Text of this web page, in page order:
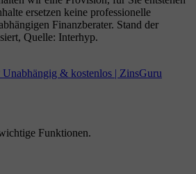
ersetzen keine professionelle
Finanzberater. Stand der
Quelle: Interhyp.
& kostenlos | ZinsGuru
Funktionen.